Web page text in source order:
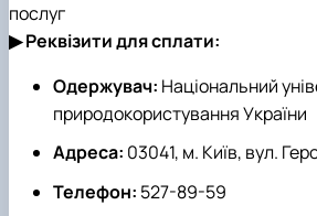
послуг
▶Реквізити для сплати:
Одержувач: Національний
природокористування України
Адреса: 03041, м. Київ, вул.
Телефон: 527-89-59